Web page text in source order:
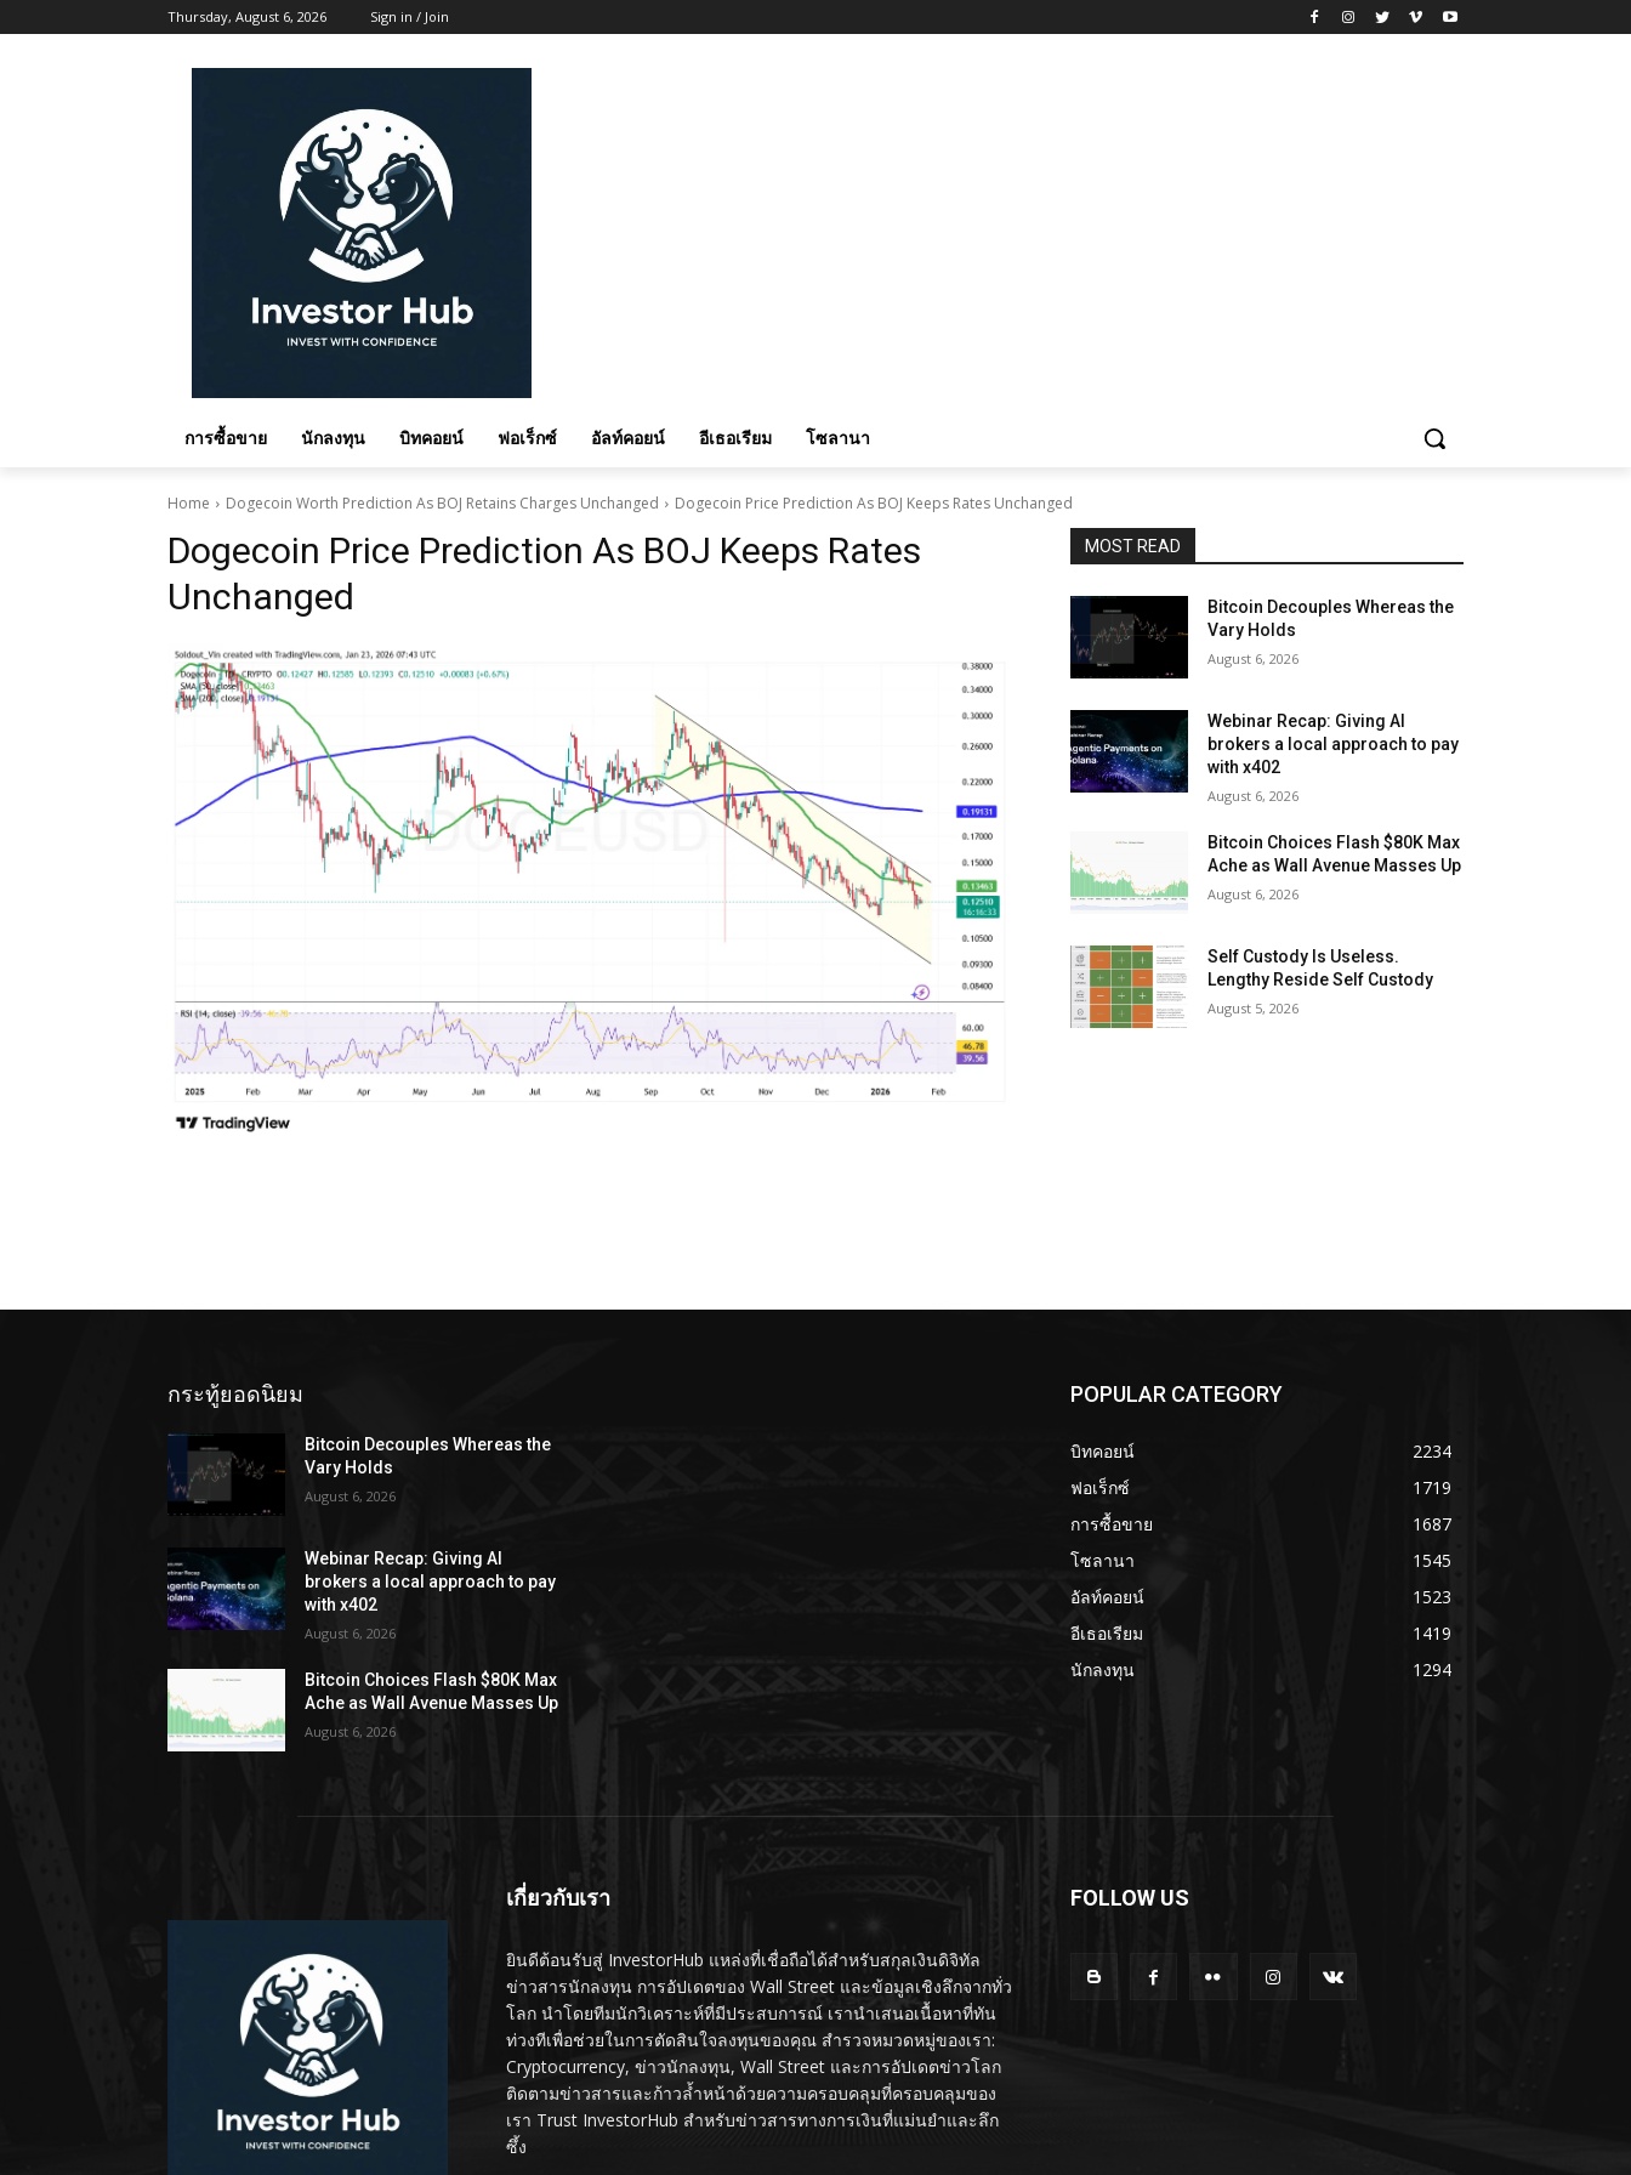
Thursday, August 6, 2026 Sign in / Join
การซื้อขาย นักลงทุน บิทคอยน์ ฟอเร็กซ์ อัลท์คอยน์ อีเธอเรียม โซลานา
Home Dogecoin Worth Prediction As BOJ Retains Charges Unchanged Dogecoin Price Prediction As BOJ Keeps Rates Unchanged
Dogecoin Price Prediction As BOJ Keeps Rates
Unchanged
MOST READ
Bitcoin Decouples Whereas the
Vary Holds
August 6, 2026
Webinar Recap: Giving AI
brokers a local approach to pay
with x402
August 6, 2026
Bitcoin Choices Flash $80K Max
Ache as Wall Avenue Masses Up
August 6, 2026
Self Custody Is Useless.
Lengthy Reside Self Custody
August 5, 2026
กระทู้ยอดนิยม
Bitcoin Decouples Whereas the
Vary Holds
August 6, 2026
Webinar Recap: Giving AI
brokers a local approach to pay
with x402
August 6, 2026
Bitcoin Choices Flash $80K Max
Ache as Wall Avenue Masses Up
August 6, 2026
POPULAR CATEGORY
บิทคอยน์
2234
ฟอเร็กซ์
1719
การซื้อขาย
1687
โซลานา
1545
อัลท์คอยน์
1523
อีเธอเรียม
1419
นักลงทุน
1294
เกี่ยวกับเรา
ยินดีต้อนรับสู่ InvestorHub แหล่งที่เชื่อถือได้สำหรับสกุลเงินดิจิทัล
ข่าวสารนักลงทุน การอัปเดตของ Wall Street และข้อมูลเชิงลึกจากทั่ว
โลก นำโดยทีมนักวิเคราะห์ที่มีประสบการณ์ เรานำเสนอเนื้อหาที่ทัน
ท่วงทีเพื่อช่วยในการตัดสินใจลงทุนของคุณ สำรวจหมวดหมู่ของเรา:
Cryptocurrency, ข่าวนักลงทุน, Wall Street และการอัปเดตข่าวโลก
ติดตามข่าวสารและก้าวล้ำหน้าด้วยความครอบคลุมที่ครอบคลุมของ
เรา Trust InvestorHub สำหรับข่าวสารทางการเงินที่แม่นยำและลึก
ซึ้ง
FOLLOW US